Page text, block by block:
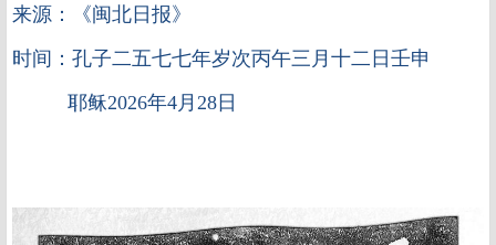
来源：《闽北日报》
时间：孔子二五七七年岁次丙午三月十二日壬申
耶稣2026年4月28日